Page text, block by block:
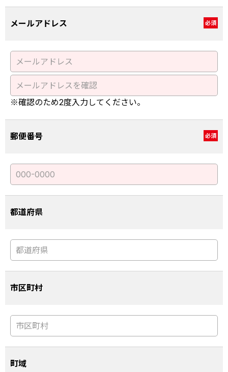
メールアドレス 必須
※確認のため2度入力してください。
郵便番号 必須
都道府県
市区町村
町域